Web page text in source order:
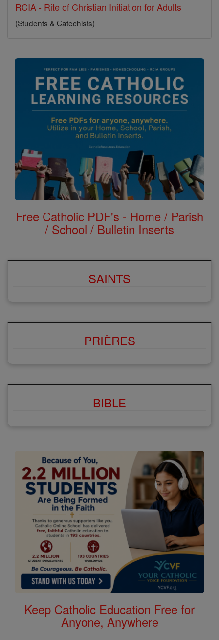
RCIA - Rite of Christian Initiation for Adults
(Students & Catechists)
Free Catholic PDF's - Home / Parish
/ School / Bulletin Inserts
SAINTS
PRIÈRES
BIBLE
Keep Catholic Education Free for
Anyone, Anywhere